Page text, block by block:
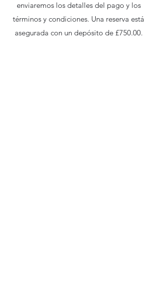
enviaremos los detalles del pago y los
términos y condiciones. Una reserva está
asegurada con un depósito de £750.00.